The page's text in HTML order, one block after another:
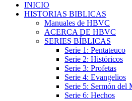
INICIO
HISTORIAS BIBLICAS
Manuales de HBVC
ACERCA DE HBVC
SERIES BÍBLICAS
Serie 1: Pentateuco
Serie 2: Históricos
Serie 3: Profetas
Serie 4: Evangelios
Serie 5: Sermón del
Serie 6: Hechos